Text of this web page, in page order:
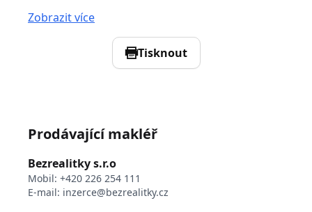
Zobrazit více
Tisknout
Prodávající makléř
Bezrealitky s.r.o
Mobil: +420 226 254 111
E-mail: inzerce@bezrealitky.cz